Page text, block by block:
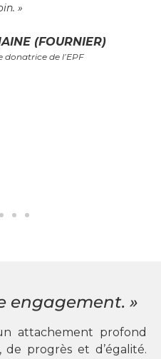
»
(FOURNIER)
donatrice de l’EPF
engagement. »
attachement profond
de progrès et d’égalité.